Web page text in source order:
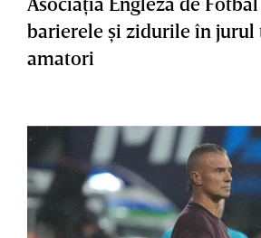
barierele şi zidurile în jurul
amatori